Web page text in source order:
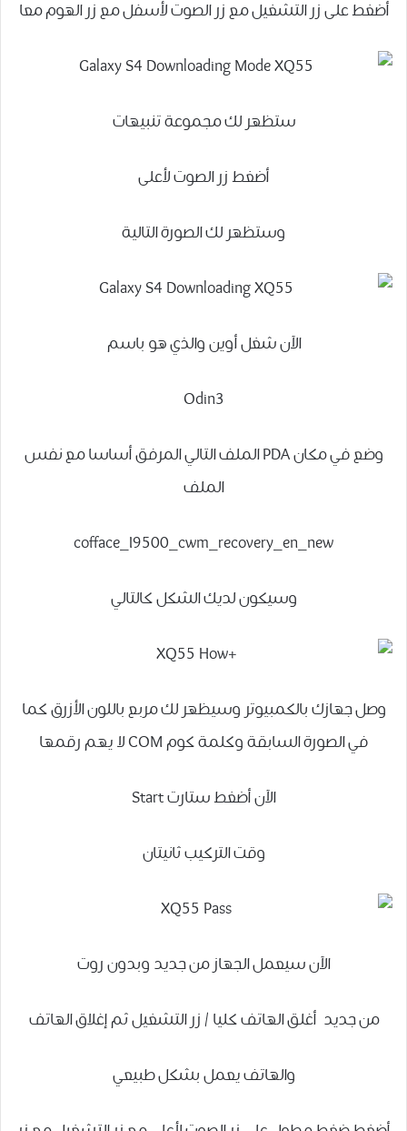
أضغط على زر التشغيل مع زر الصوت لأسفل مع زر الهوم معا
ستظهر لك مجموعة تنبيهات
أضغط زر الصوت لأعلى
وستظهر لك الصورة التالية
الآن شغل أوين والذي هو باسم
Odin3
وضع في مكان PDA الملف التالي المرفق أساسا مع نفس
الملف
cofface_I9500_cwm_recovery_en_new
وسيكون لديك الشكل كالتالي
وصل جهازك بالكمبيوتر وسيظهر لك مربع باللون الأزرق كما
في الصورة السابقة وكلمة كوم COM لا يهم رقمها
الآن أضغط ستارت Start
وقت التركيب ثانيتان
الآن سيعمل الجهاز من جديد وبدون روت
من جديد أغلق الهاتف كليا / زر التشغيل ثم إغلاق الهاتف
والهاتف يعمل بشكل طبيعي